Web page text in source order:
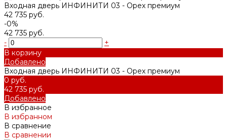
Входная дверь ИНФИНИТИ 03 - Орех премиум
42 735 руб.
-0%
42 735 руб.
-
+
В корзину
Добавлено
Входная дверь ИНФИНИТИ 03 - Орех премиум
0 руб.
42 735 руб.
Добавлено
В избранное
В избранном
В сравнение
В сравнении